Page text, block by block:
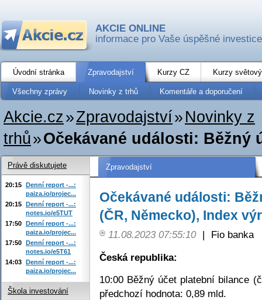
AKCIE ONLINE
informace pro Vaše úspěšné investice
Úvodní stránka Zpravodajství Kurzy CZ Kurzy
Všechny zprávy Novinky z trhů Komentáře a doporučení
Akcie.cz»Zpravodajství» Novinky z
trhů»Očekávané události: Běžný
Zpravodajství
Očekávané události:
(ČR, Německo), Index
11.08.2023 07:55:10 |
Fio banka
Česká republika:
10:00 Běžný účet platební bilance
předchozí hodnota: 0,89 mld.
Právě diskutujete
20:15 Denní report -...:
paiza.io/projec...
20:15 Denní report -...:
notes.io/e5TUT
17:50 Denní report -...:
paiza.io/projec...
17:50 Denní report -...:
notes.io/e5T61
14:03 Denní report -...:
paiza.io/projec...
Škola investování